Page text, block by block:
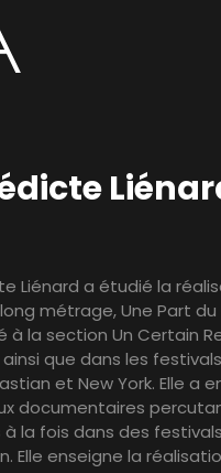
Liénard a étudié la
métrage, Une Part
à la section Un Certain
que dans les
et New York. Elle a
documentaires
la fois dans des
Elle enseigne la